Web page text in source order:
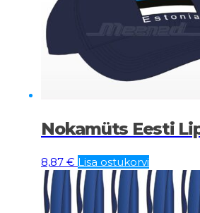
Nokamüts Eesti
8,87 € Lisa ostukorvi